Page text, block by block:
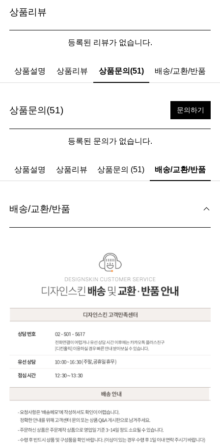
상품리뷰
등록된 리뷰가 없습니다.
상품설명 상품리뷰 상품문의(51) 배송/교환/반품
상품문의(51) 문의하기
등록된 문의가 없습니다.
상품설명 상품리뷰 상품문의 (51) 배송/교환/반품
배송/교환/반품